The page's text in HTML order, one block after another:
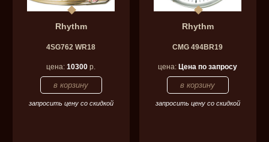
Rhythm
4SG762 WR18
цена:10300 р.
запросить цену со скидкой
Rhythm
CMG 494BR19
цена: Цена по запросу
запросить цену со скидкой